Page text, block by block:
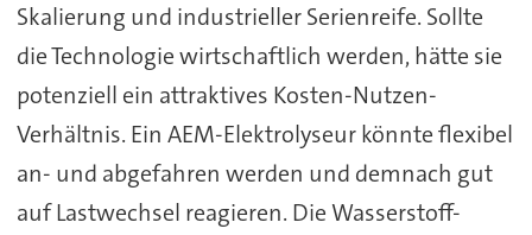
Skalierung und industrieller Serienreife. Sollte
die Technologie wirtschaftlich werden, hätte sie
potenziell ein attraktives Kosten-Nutzen-
Verhältnis. Ein AEM-Elektrolyseur könnte flexibel
an- und abgefahren werden und demnach gut
auf Lastwechsel reagieren. Die Wasserstoff-